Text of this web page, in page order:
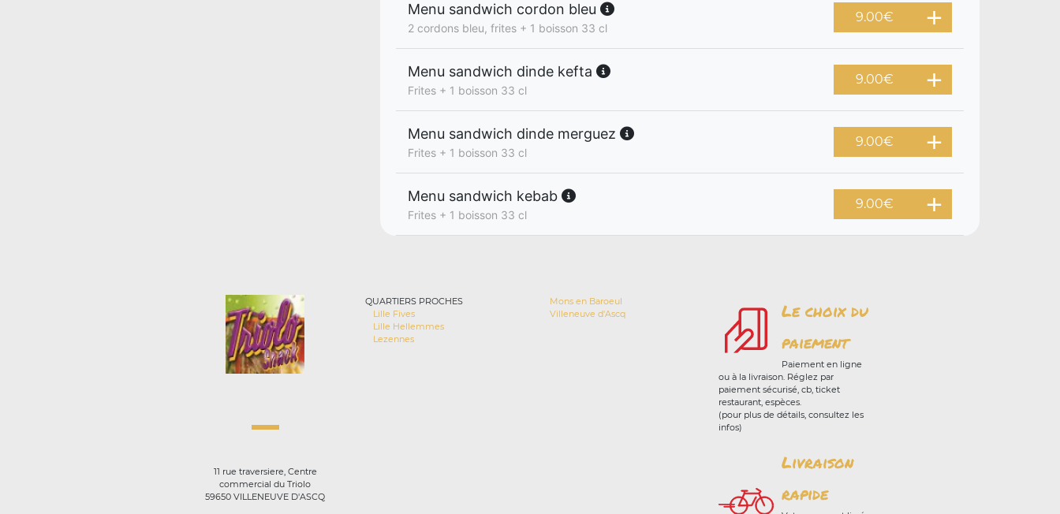
Menu sandwich cordon bleu
2 cordons bleu, frites + 1 boisson 33 cl
9.00€
Menu sandwich dinde kefta
Frites + 1 boisson 33 cl
9.00€
Menu sandwich dinde merguez
Frites + 1 boisson 33 cl
9.00€
Menu sandwich kebab
Frites + 1 boisson 33 cl
9.00€
11 rue traversiere, Centre
commercial du Triolo
59650 VILLENEUVE D'ASCQ
QUARTIERS PROCHES
Lille Fives
Lille Hellemmes
Lezennes
Mons en Baroeul
Villeneuve d'Ascq
Le choix du
paiement
Paiement en ligne
ou à la livraison. Réglez par
paiement sécurisé, cb, ticket
restaurant, espèces.
(pour plus de détails, consultez les
infos)
Livraison
rapide